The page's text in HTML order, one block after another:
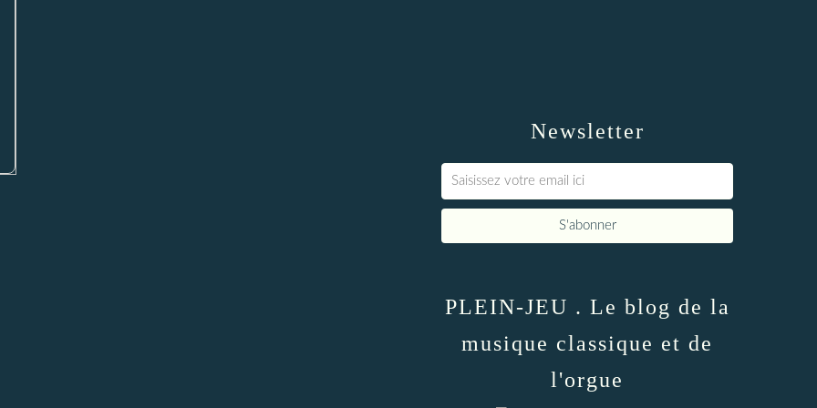
Newsletter
PLEIN-JEU . Le blog de la
musique classique et de
l'orgue